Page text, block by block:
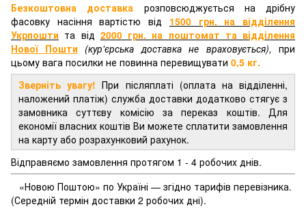
Безкоштовна доставка розповсюджується на дрібну
фасовку насіння вартістю від 1500 грн. на відділення
Укрпошти та від 2000 грн. на поштомат та відділення
Нової Пошти (кур'єрська доставка не враховується), при
цьому вага посилки не повинна перевищувати 0,5 кг.
Зверніть увагу! При післяплаті (оплата на відділенні,
наложений платіж) служба доставки додатково стягує з
замовника суттєву комісію за переказ коштів. Для
економії власних коштів Ви можете сплатити замовлення
на карту або розрахунковий рахунок.
Відправяємо замовлення протягом 1 - 4 робочих днів.
«Новою Поштою» по Україні — згідно тарифів перевізника.
(Середній термін доставки 2 робочих дні).